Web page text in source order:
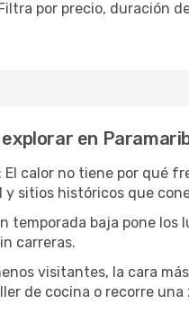
por precio, duración
en
: El calor no tiene por qué
sitios históricos que
temporada baja pone los
carreras.
visitantes, la cara
de cocina o recorre